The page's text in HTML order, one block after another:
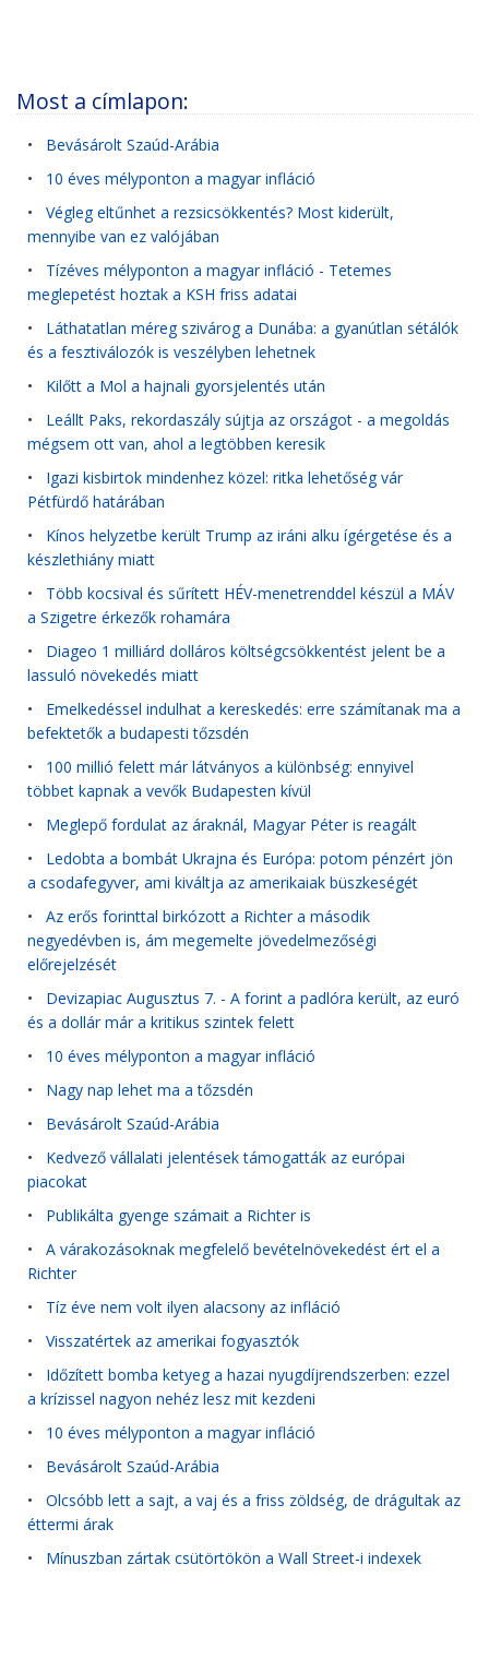
Most a címlapon:
• Bevásárolt Szaúd-Arábia
• 10 éves mélyponton a magyar infláció
• Végleg eltűnhet a rezsicsökkentés? Most kiderült,
mennyibe van ez valójában
• Tízéves mélyponton a magyar infláció - Tetemes
meglepetést hoztak a KSH friss adatai
• Láthatatlan méreg szivárog a Dunába: a gyanútlan sétálók
és a fesztiválozók is veszélyben lehetnek
• Kilőtt a Mol a hajnali gyorsjelentés után
• Leállt Paks, rekordaszály sújtja az országot - a megoldás
mégsem ott van, ahol a legtöbben keresik
• Igazi kisbirtok mindenhez közel: ritka lehetőség vár
Pétfürdő határában
• Kínos helyzetbe került Trump az iráni alku ígérgetése és a
készlethiány miatt
• Több kocsival és sűrített HÉV-menetrenddel készül a MÁV
a Szigetre érkezők rohamára
• Diageo 1 milliárd dolláros költségcsökkentést jelent be a
lassuló növekedés miatt
• Emelkedéssel indulhat a kereskedés: erre számítanak ma a
befektetők a budapesti tőzsdén
• 100 millió felett már látványos a különbség: ennyivel
többet kapnak a vevők Budapesten kívül
• Meglepő fordulat az áraknál, Magyar Péter is reagált
• Ledobta a bombát Ukrajna és Európa: potom pénzért jön
a csodafegyver, ami kiváltja az amerikaiak büszkeségét
• Az erős forinttal birkózott a Richter a második
negyedévben is, ám megemelte jövedelmezőségi
előrejelzését
• Devizapiac Augusztus 7. - A forint a padlóra került, az euró
és a dollár már a kritikus szintek felett
• 10 éves mélyponton a magyar infláció
• Nagy nap lehet ma a tőzsdén
• Bevásárolt Szaúd-Arábia
• Kedvező vállalati jelentések támogatták az európai
piacokat
• Publikálta gyenge számait a Richter is
• A várakozásoknak megfelelő bevételnövekedést ért el a
Richter
• Tíz éve nem volt ilyen alacsony az infláció
• Visszatértek az amerikai fogyasztók
• Időzített bomba ketyeg a hazai nyugdíjrendszerben: ezzel
a krízissel nagyon nehéz lesz mit kezdeni
• 10 éves mélyponton a magyar infláció
• Bevásárolt Szaúd-Arábia
• Olcsóbb lett a sajt, a vaj és a friss zöldség, de drágultak az
éttermi árak
• Mínuszban zártak csütörtökön a Wall Street-i indexek